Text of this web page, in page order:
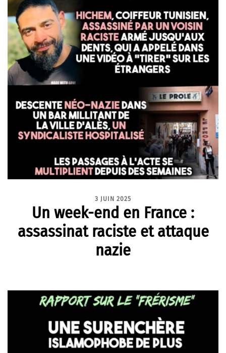
3 JUIN 2025
Un week-end en France :
assassinat raciste et attaque
nazie